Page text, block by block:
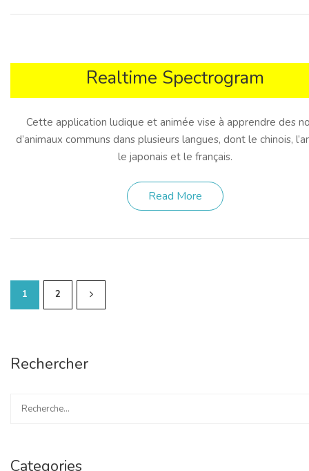
Realtime Spectrogram
Cette application ludique et animée vise à apprendre des
d’animaux communs dans plusieurs langues, dont le chinois,
le japonais et le français.
Read More
1 2
Rechercher
Categories